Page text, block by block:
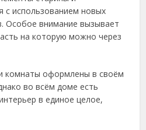
с использованием новых
Особое внимание вызывает
на которую можно через
комнаты оформлены в своём
во всём доме есть
в единое целое,